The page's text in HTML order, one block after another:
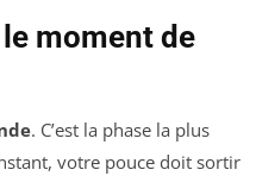
moment de
. C’est la phase la plus
votre pouce doit sortir